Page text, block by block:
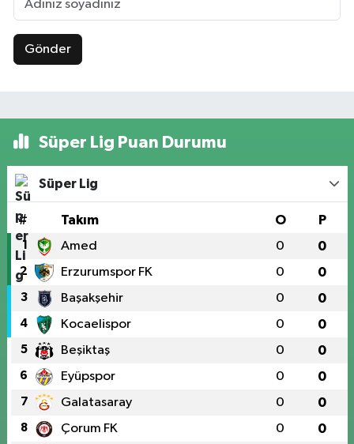
Gönder
Süper Lig Puan Durumu
Süper Lig
# Takım O P
1 Amed 0 0
2 Erzurumspor FK 0 0
3 Başakşehir 0 0
4 Kocaelispor 0 0
5 Beşiktaş 0 0
6 Eyüpspor 0 0
7 Galatasaray 0 0
8 Çorum FK 0 0